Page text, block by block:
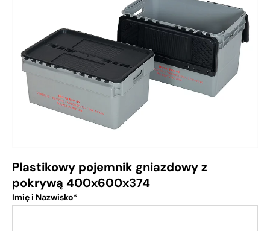
Plastikowy pojemnik gniazdowy z
pokrywą 400x600x374
Imię i Nazwisko*